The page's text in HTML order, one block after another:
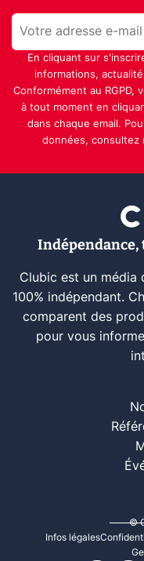
En cliquant sur
informations,
Conformément au
à tout moment en
dans chaque email.
données, consultez
Indépendance,
Clubic est un média
100% indépendant.
comparent des
pour vous
©
Infos légales